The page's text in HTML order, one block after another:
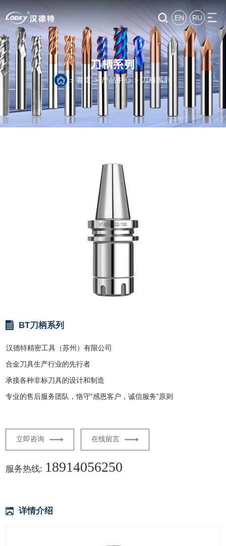
EN RU
刀柄系列
> 首页> 产品中心> 刀柄系列
BT刀柄系列
汉德特精密工具（苏州）有限公司
合金刀具生产行业的先行者
承接各种非标刀具的设计和制造
专业的售后服务团队，恪守“感恩客户，诚信服务”原则
立即咨询 在线留言
服务热线: 18914056250
详情介绍